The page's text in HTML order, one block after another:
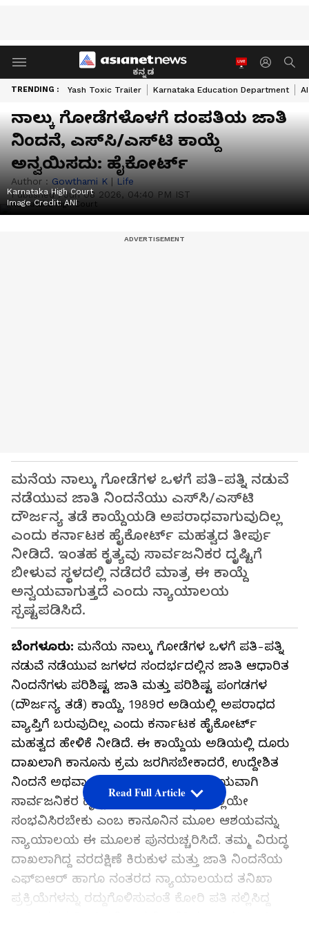
ಕನ್ನಡ
TRENDING : Yash Toxic Trailer Karnataka Education Department
ನಾಲ್ಕು ಗೋಡೆಗಳೊಳಗೆ ದಂಪತಿಯ ಜಾತಿ
ನಿಂದನೆ, ಎಸ್‌ಸಿ/ಎಸ್‌ಟಿ ಕಾಯ್ದೆ
ಅನ್ವಯಿಸದು: ಹೈಕೋರ್ಟ್
Author : Gowthami K | Life
Published :Jun 08 2026, 04:40 PM IST
Karnataka High Court
Image Credit:ANI
ಮನೆಯ ನಾಲ್ಕು ಗೋಡೆಗಳ ಒಳಗೆ ಪತಿ-ಪತ್ನಿ ನಡುವೆ
ನಡೆಯುವ ಜಾತಿ ನಿಂದನೆಯು ಎಸ್‌ಸಿ/ಎಸ್‌ಟಿ
ದೌರ್ಜನ್ಯ ತಡೆ ಕಾಯ್ದೆಯಡಿ ಅಪರಾಧವಾಗುವುದಿಲ್ಲ
ಎಂದು ಕರ್ನಾಟಕ ಹೈಕೋರ್ಟ್ ಮಹತ್ವದ ತೀರ್ಪು
ನೀಡಿದೆ. ಇಂತಹ ಕೃತ್ಯವು ಸಾರ್ವಜನಿಕರ ದೃಷ್ಟಿಗೆ
ಬೀಳುವ ಸ್ಥಳದಲ್ಲಿ ನಡೆದರೆ ಮಾತ್ರ ಈ ಕಾಯ್ದೆ
ಅನ್ವಯವಾಗುತ್ತದೆ ಎಂದು ನ್ಯಾಯಾಲಯ
ಸ್ಪಷ್ಟಪಡಿಸಿದೆ.
ಬೆಂಗಳೂರು: ಮನೆಯ ನಾಲ್ಕು ಗೋಡೆಗಳ ಒಳಗೆ ಪತಿ-ಪತ್ನಿ
ನಡುವೆ ನಡೆಯುವ ಜಗಳದ ಸಂದರ್ಭದಲ್ಲಿನ ಜಾತಿ ಆಧಾರಿತ
ನಿಂದನೆಗಳು ಪರಿಶಿಷ್ಟ ಜಾತಿ ಮತ್ತು ಪರಿಶಿಷ್ಟ ಪಂಗಡಗಳ
(ದೌರ್ಜನ್ಯ ತಡೆ) ಕಾಯ್ದೆ, 1989ರ ಅಡಿಯಲ್ಲಿ ಅಪರಾಧದ
ವ್ಯಾಪ್ತಿಗೆ ಬರುವುದಿಲ್ಲ ಎಂದು ಕರ್ನಾಟಕ ಹೈಕೋರ್ಟ್
ಮಹತ್ವದ ಹೇಳಿಕೆ ನೀಡಿದೆ. ಈ ಕಾಯ್ದೆಯ ಅಡಿಯಲ್ಲಿ ದೂರು
ದಾಖಲಾಗಿ ಕಾನೂನು ಕ್ರಮ ಜರಗಿಸಬೇಕಾದರೆ, ಉದ್ದೇಶಿತ
ನಿಂದನೆ ಅಥವಾ ಅವಮಾನದ ಕೃತ್ಯವು ಕಡ್ಡಾಯವಾಗಿ
ಸಾರ್ವಜನಿಕರ ದೃಷ್ಟಿಗೆ ಬೀಳುವಂತಹ ಸ್ಥಳದಲ್ಲಿಯೇ
ಸಂಭವಿಸಿರಬೇಕು ಎಂಬ ಕಾನೂನಿನ ಮೂಲ ಆಶಯವನ್ನು
ನ್ಯಾಯಾಲಯ ಈ ಮೂಲಕ ಪುನರುಚ್ಚರಿಸಿದೆ. ತಮ್ಮ ವಿರುದ್ಧ
ದಾಖಲಾಗಿದ್ದ ವರದಕ್ಷಿಣೆ ಕಿರುಕುಳ ಮತ್ತು ಜಾತಿ ನಿಂದನೆಯ
ಎಫ್‌ಐಆರ್ ಹಾಗೂ ನಂತರದ ನ್ಯಾಯಾಲಯದ ತನಿಖಾ
ಪ್ರಕ್ರಿಯೆಗಳನ್ನು ರದ್ದುಗೊಳಿಸುವಂತೆ ಕೋರಿ ಪತಿ ಸಲ್ಲಿಸಿದ್ದ
Read Full Article